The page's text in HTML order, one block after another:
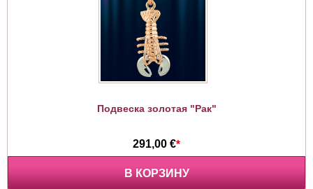
Подвеска золотая "Рак"
291,00 €*
В КОРЗИНУ